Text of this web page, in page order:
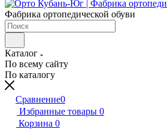
Фабрика ортопедической обуви
Каталог
По всему сайту
По каталогу
Сравнение0
Избранные товары 0
Корзина 0